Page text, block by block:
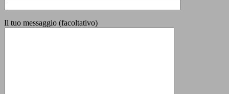
Il tuo messaggio (facoltativo)